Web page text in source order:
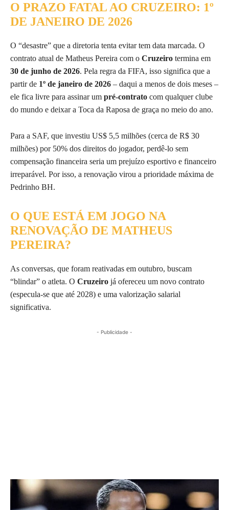
O PRAZO FATAL AO CRUZEIRO: 1º
DE JANEIRO DE 2026
O “desastre” que a diretoria tenta evitar tem data marcada. O
contrato atual de Matheus Pereira com o Cruzeiro termina em
30 de junho de 2026. Pela regra da FIFA, isso significa que a
partir de 1º de janeiro de 2026 – daqui a menos de dois meses –
ele fica livre para assinar um pré-contrato com qualquer clube
do mundo e deixar a Toca da Raposa de graça no meio do ano.
Para a SAF, que investiu US$ 5,5 milhões (cerca de R$ 30
milhões) por 50% dos direitos do jogador, perdê-lo sem
compensação financeira seria um prejuízo esportivo e financeiro
irreparável. Por isso, a renovação virou a prioridade máxima de
Pedrinho BH.
O QUE ESTÁ EM JOGO NA
RENOVAÇÃO DE MATHEUS
PEREIRA?
As conversas, que foram reativadas em outubro, buscam
“blindar” o atleta. O Cruzeiro já ofereceu um novo contrato
(especula-se que até 2028) e uma valorização salarial
significativa.
- Publicidade -